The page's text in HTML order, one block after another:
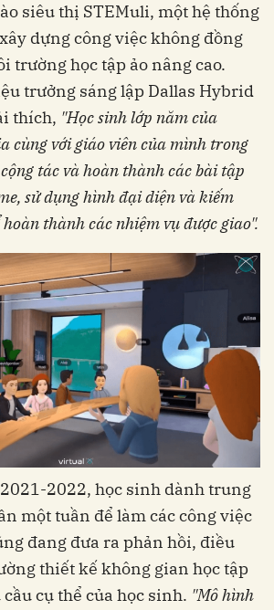
siêu thị STEMuli, một hệ thống
dựng công việc không đồng
trường học tập ảo nâng cao.
trưởng sáng lập Dallas Hybrid
thích, "Học sinh lớp năm của
cùng với giáo viên của mình trong
tác và hoàn thành các bài tập
sử dụng hình đại diện và kiếm
thành các nhiệm vụ được giao".
2022, học sinh dành trung
một tuần để làm các công việc
đang đưa ra phản hồi, điều
thiết kế không gian học tập
cụ thể của học sinh. "Mô hình